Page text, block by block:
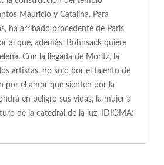
Mauricio y Catalina. Para
ha arribado procedente de París
al que, además, Bohnsack quiere
Con la llegada de Moritz, la
artistas, no solo por el talento de
por el amor que sienten por la
en peligro sus vidas, la mujer a
de la catedral de la luz. IDIOMA: